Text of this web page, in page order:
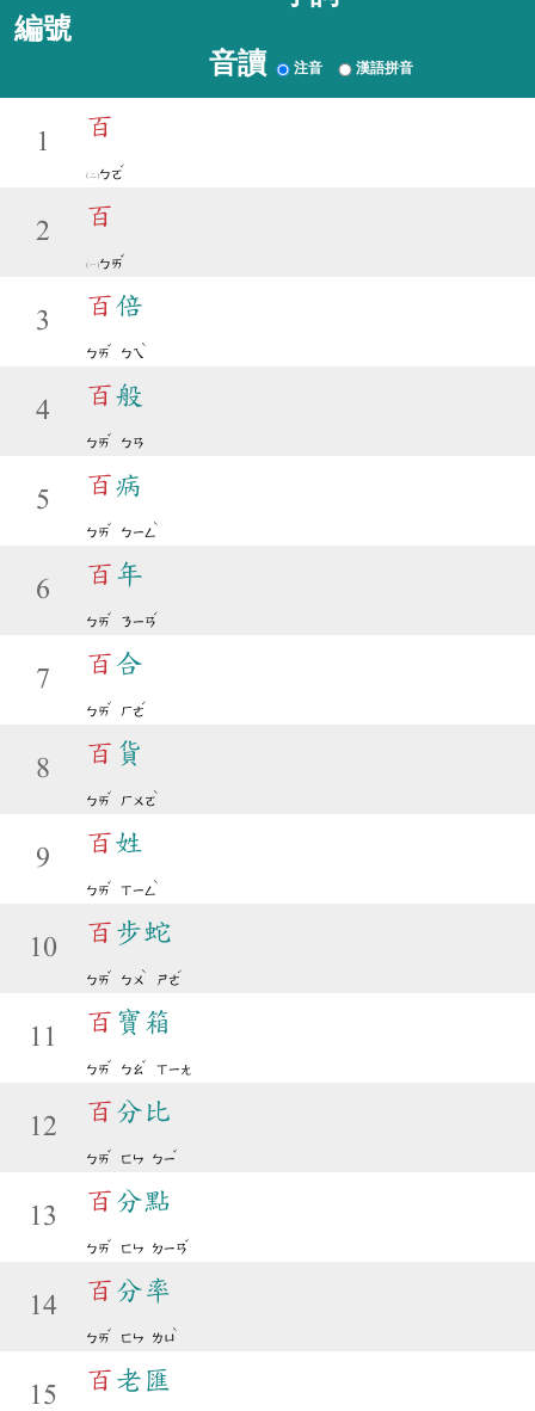
編號
音讀 注音 漢語拼音
1
百
ㄅㄛ
ˊ
2
百
ㄅㄞ
ˇ
3
百倍
ㄅㄞ
ˇ
ㄅㄟ
ˋ
4
百般
ㄅㄞ
ˇ
ㄅㄢ
5
百病
ㄅㄞ
ˇ
ㄅㄧㄥ
ˋ
6
百 年
ㄅㄞ
ˇ
ㄋㄧㄢ
ˊ
7
百合
ㄅㄞ
ˇ
ㄏㄜ
ˊ
8
百 貨
ㄅㄞ
ˇ
ㄏㄨㄛ
ˋ
9
百姓
ㄅㄞ
ˇ
ㄒㄧㄥ
ˋ
10
百 步蛇
ㄅㄞ
ˇ
ㄅㄨ
ˋ
ㄕㄜ
ˊ
11
百 寶箱
ㄅㄞ
ˇ
ㄅㄠ
ˇ
ㄒㄧㄤ
12
百 分比
ㄅㄞ
ˇ
ㄈㄣ ㄅㄧ
ˇ
13
百 分點
ㄅㄞ
ˇ
ㄈㄣ ㄉㄧㄢ
ˇ
14
百 分率
ㄅㄞ
ˇ
ㄈㄣ ㄌㄩ
ˋ
15
百 老匯